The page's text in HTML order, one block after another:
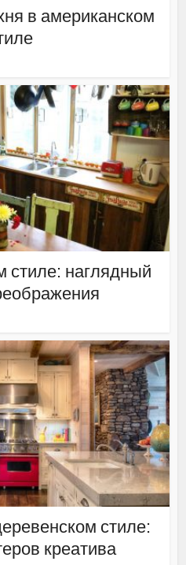
в американском
стиле: наглядный
стиле:
креатива